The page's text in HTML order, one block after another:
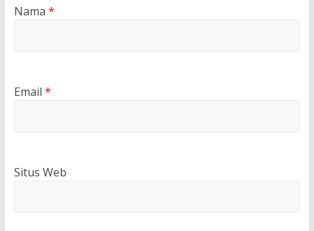
Nama *
Email *
Situs Web